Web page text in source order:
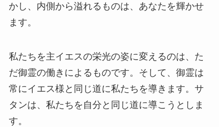
かし、内側から溢れるものは、あなたを輝かせ
ます。
私たちを主イエスの栄光の姿に変えるのは、た
だ御霊の働きによるものです。そして、御霊は
常にイエス様と同じ道に私たちを導きます。サ
タンは、私たちを自分と同じ道に導こうとしま
す。